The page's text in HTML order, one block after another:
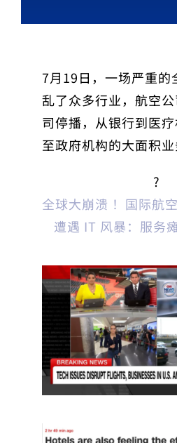
7月19日，一场严重的
乱了众多行业，航空
司停播，从银行到医
至政府机构的大面积业
?
全球大崩溃 ！国际航
遭遇 IT 风暴：服务